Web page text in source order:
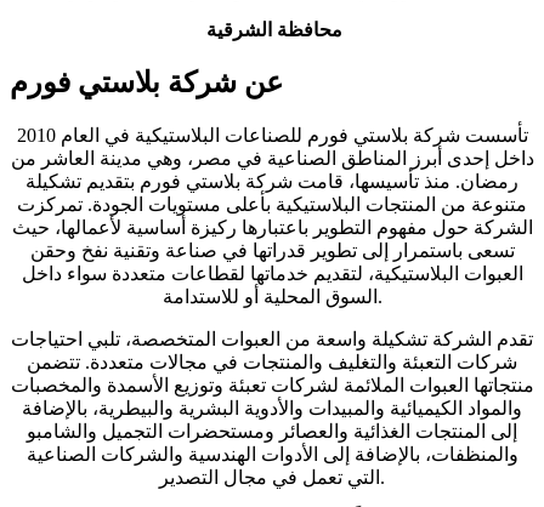
محافظة الشرقية
عن شركة بلاستي فورم
تأسست شركة بلاستي فورم للصناعات البلاستيكية في العام 2010
داخل إحدى أبرز المناطق الصناعية في مصر، وهي مدينة العاشر من
رمضان. منذ تأسيسها، قامت شركة بلاستي فورم بتقديم تشكيلة
متنوعة من المنتجات البلاستيكية بأعلى مستويات الجودة. تمركزت
الشركة حول مفهوم التطوير باعتبارها ركيزة أساسية لأعمالها، حيث
تسعى باستمرار إلى تطوير قدراتها في صناعة وتقنية نفخ وحقن
العبوات البلاستيكية، لتقديم خدماتها لقطاعات متعددة سواء داخل
السوق المحلية أو للاستدامة.
تقدم الشركة تشكيلة واسعة من العبوات المتخصصة، تلبي احتياجات
شركات التعبئة والتغليف والمنتجات في مجالات متعددة. تتضمن
منتجاتها العبوات الملائمة لشركات تعبئة وتوزيع الأسمدة والمخصبات
والمواد الكيميائية والمبيدات والأدوية البشرية والبيطرية، بالإضافة
إلى المنتجات الغذائية والعصائر ومستحضرات التجميل والشامبو
والمنظفات، بالإضافة إلى الأدوات الهندسية والشركات الصناعية
التي تعمل في مجال التصدير.